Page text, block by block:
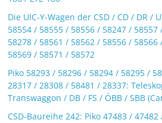
Die UIC-Y-Wagen der CSD / CD / DR /
58554 / 58555 / 58556 / 58247 /
58278 / 58561 / 58562 / 58556 /
58569 / 58571 / 58572
Piko 58293 / 58296 / 58294 / 58295 /
28317 / 28308 / 58481 / 28337:
Transwaggon / DB / FS / ÖBB / SBB
CSD-Baureihe 242: Piko 47483 / 47482